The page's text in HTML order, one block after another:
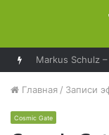
Главная / Записи
Cosmic Gate